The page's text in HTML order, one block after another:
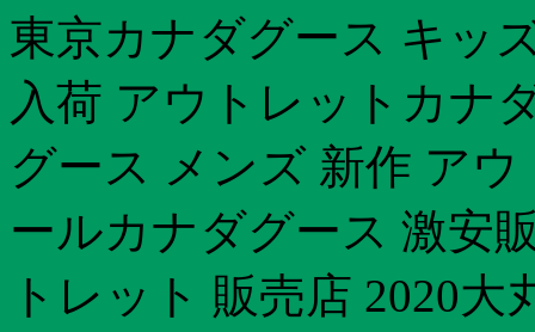
東京カナダグース キッ
入荷 アウトレットカナ
グース メンズ 新作 ア
ールカナダグース 激安
トレット 販売店 2020